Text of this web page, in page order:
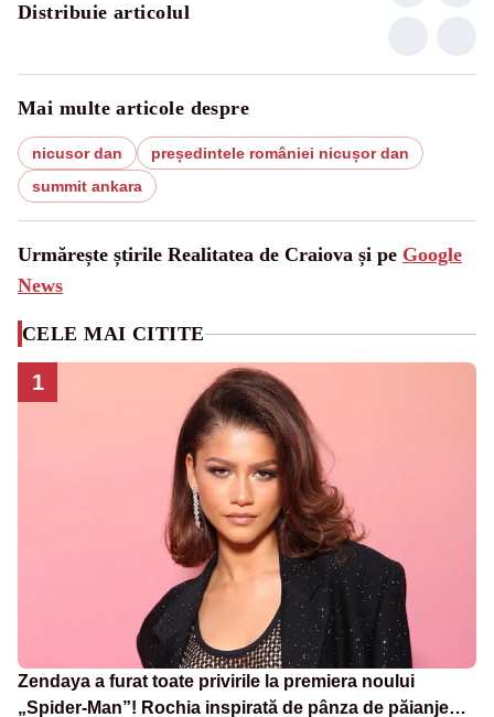
Distribuie articolul
Mai multe articole despre
nicusor dan
președintele româniei nicușor dan
summit ankara
Urmărește știrile Realitatea de Craiova și pe Google
News
CELE MAI CITITE
1
Zendaya a furat toate privirile la premiera noului
„Spider-Man”! Rochia inspirată de pânza de păianjen a